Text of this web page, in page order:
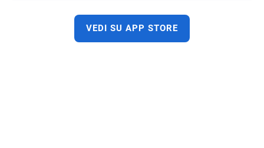
VEDI SU APP STORE